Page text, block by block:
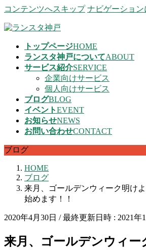
コンテンツへスキップ ナビゲーション
トップページHOME
ランスタ神戸についてABOUT
サービス紹介SERVICE
企業向けサービス
個人向けサービス
ブログBLOG
イベントEVENT
お知らせNEWS
お問い合わせCONTACT
ブログ
HOME
ブログ
来月、ゴールデンウィーク明け
始めます！！
2020年4月30日 / 最終更新日時 : 2021年
来月、ゴールデンウィー